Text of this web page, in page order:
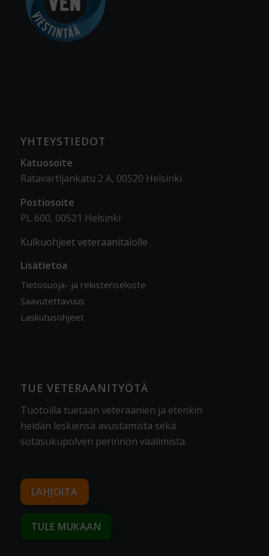
YHTEYSTIEDOT
Katuosoite
Ratavartijankatu 2 A, 00520 Helsinki
Postiosoite
PL 600, 00521 Helsinki
Kulkuohjeet veteraanitalolle
Lisätietoa
Tietosuoja- ja rekisteriseloste
Saavutettavuus
Laskutusohjeet
TUE VETERAANITYÖTÄ
Tuotoilla tuetaan veteraanien ja etenkin
heidän leskiensä avustamista sekä
sotasukupolven perinnön vaalimista.
LAHJOITA
TULE MUKAAN